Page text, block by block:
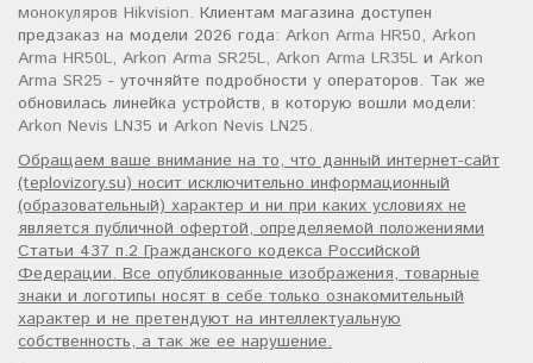
монокуляров Hikvision. Клиентам магазина доступен
предзаказ на модели 2026 года: Arkon Arma HR50, Arkon
Arma HR50L, Arkon Arma SR25L, Arkon Arma LR35L и Arkon
Arma SR25 - уточняйте подробности у операторов. Так же
обновилась линейка устройств, в которую вошли модели:
Arkon Nevis LN35 и Arkon Nevis LN25.
Обращаем ваше внимание на то, что данный интернет-сайт
(teplovizory.su) носит исключительно информационный
(образовательный) характер и ни при каких условиях не
является публичной офертой, определяемой положениями
Статьи 437 п.2 Гражданского кодекса Российской
Федерации. Все опубликованные изображения, товарные
знаки и логотипы носят в себе только ознакомительный
характер и не претендуют на интеллектуальную
собственность, а так же ее нарушение.